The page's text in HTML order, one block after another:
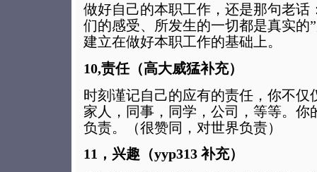
做好自己的本职工作，还是那句老话
们的感受、所发生的一切都是真实的
建立在做好本职工作的基础上。
10,责任（高大威猛补充）
时刻谨记自己的应有的责任，你不仅
家人，同事，同学，公司，等等。你
负责。（很赞同，对世界负责）
11，兴趣（yyp313 补充）